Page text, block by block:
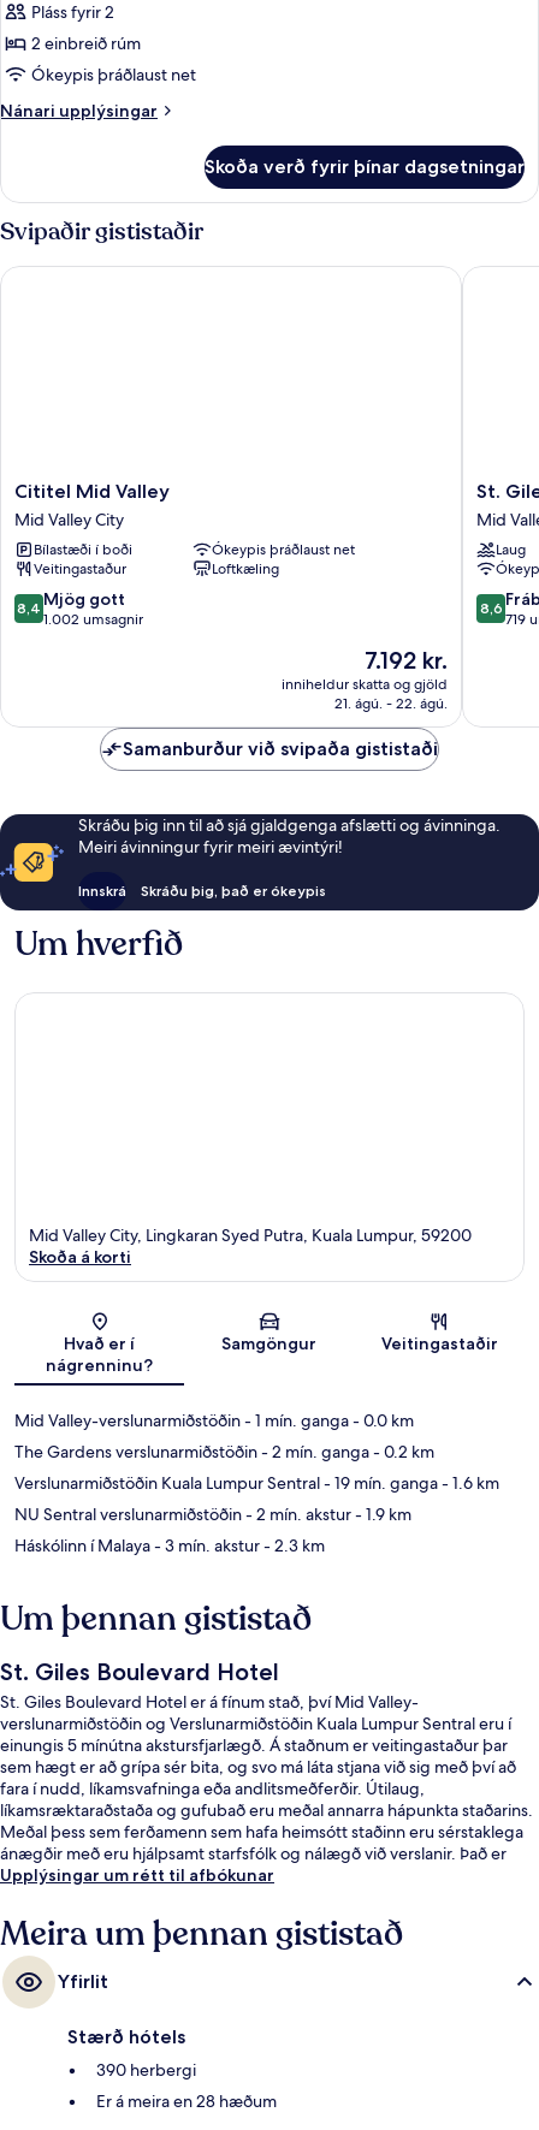
myndir
fyrir
Urban
Twin
Pláss fyrir 2
2 einbreið rúm
Ókeypis þráðlaust net
Nánari upplýsingar
Nánari
Twin
Skoða verð fyrir þínar dagsetningar
Svipaðir gististaðir
Cititel
Mid
Valley
Mid
Valley
City
Cititel Mid Valley
Mid Valley City
Bílastæði í boði
Ókeypis þráðlaust net
Veitingastaður
Loftkæling
8.4
af
umsagnir
8,4 Mjög gott
1.002 umsagnir
Verðið
er
7.192 kr.
7.192 kr.
inniheldur skatta og gjöld
21. ágú. - 22. ágú.
Cititel Mid Valley
St.
Giles
Mid
Valley
Kuala
Lumpur
Mid
St.
Mid
Laug
8.6
af
8,6
719
St.
Samanburður við svipaða gististaði
Skráðu þig inn til að sjá gjaldgenga afslætti og ávinninga.
Meiri ávinningur fyrir meiri ævintýri!
Innskrá Skráðu þig, það er ókeypis
Um hverfið
Kort
Mid Valley City, Lingkaran Syed Putra, Kuala Lumpur, 59200
Skoða á korti
Hvað er í
nágrenninu?
Samgöngur Veitingastaðir
Mid Valley-verslunarmiðstöðin- 1 mín. ganga- 0.0 km
The Gardens verslunarmiðstöðin- 2 mín. ganga- 0.2 km
Verslunarmiðstöðin Kuala Lumpur Sentral- 19 mín. ganga- 1.6 km
NU Sentral verslunarmiðstöðin- 2 mín. akstur- 1.9 km
Háskólinn í Malaya- 3 mín. akstur- 2.3 km
Um þennan gististað
St. Giles Boulevard Hotel
St. Giles Boulevard Hotel er á fínum stað, því Mid Valley-
verslunarmiðstöðin og Verslunarmiðstöðin Kuala Lumpur Sentral eru í
einungis 5 mínútna akstursfjarlægð. Á staðnum er veitingastaður þar
sem hægt er að grípa sér bita, og svo má láta stjana við sig með því að
fara í nudd, líkamsvafninga eða andlitsmeðferðir. Útilaug,
líkamsræktaraðstaða og gufubað eru meðal annarra hápunkta staðarins.
Meðal þess sem ferðamenn sem hafa heimsótt staðinn eru sérstaklega
ánægðir með eru hjálpsamt starfsfólk og nálægð við verslanir. Það er
ekki langt að fara til að komast í almenningssamgöngur: Bangsar
Upplýsingar um rétt til afbókunar
Meira um þennan gististað
Yfirlit
Stærð hótels
390 herbergi
Er á meira en 28 hæðum